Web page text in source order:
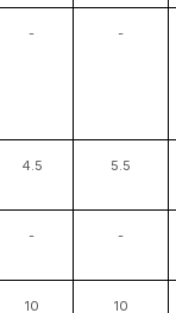
- -
4.5 5.5
- -
10 10